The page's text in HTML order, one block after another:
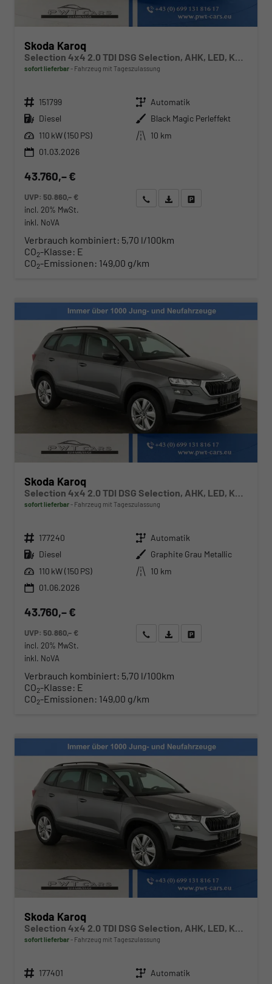
Skoda Karoq
Selection 4x4 2.0 TDI DSG Selection, AHK, LED, Kamera, Winter, el. Klappe, 4 J.-Garantie
sofort lieferbar Fahrzeug mit Tageszulassung
Fahrzeugnr. 151799 Getriebe Automatik
Kraftstoff Diesel Außenfarbe Black Magic Perleffekt
Leistung 110 kW (150 PS) Kilometerstand
10 km
01.03.2026
43.760,– €
UVP: 50.860,– €
incl. 20% MwSt.
inkl. NoVA
Wir rufen Sie anAngebot drucken (PDF)
Verbrauch kombiniert: 5,70 l/100km
CO2-Klasse: E
CO2-Emissionen: 149,00 g/km
Skoda Karoq
Selection 4x4 2.0 TDI DSG Selection, AHK, LED, Kamera, Winter, el. Klappe, 4 J.-Garantie
sofort lieferbar Fahrzeug mit Tageszulassung
Fahrzeugnr. 177240 Getriebe Automatik
Kraftstoff Diesel Außenfarbe Graphite Grau Metallic
Leistung 110 kW (150 PS) Kilometerstand
10 km
01.06.2026
43.760,– €
UVP: 50.860,– €
incl. 20% MwSt.
inkl. NoVA
Wir rufen Sie anAngebot drucken (PDF)
Verbrauch kombiniert: 5,70 l/100km
CO2-Klasse: E
CO2-Emissionen: 149,00 g/km
Skoda Karoq
Selection 4x4 2.0 TDI DSG Selection, AHK, LED, Kamera, Winter, el. Klappe, 4 J.-Garantie
sofort lieferbar Fahrzeug mit Tageszulassung
Fahrzeugnr. 177401 Getriebe Automatik